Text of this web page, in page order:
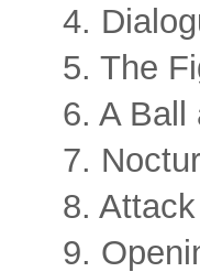
4.
5. The
6. A Ball
7.
8.
9.